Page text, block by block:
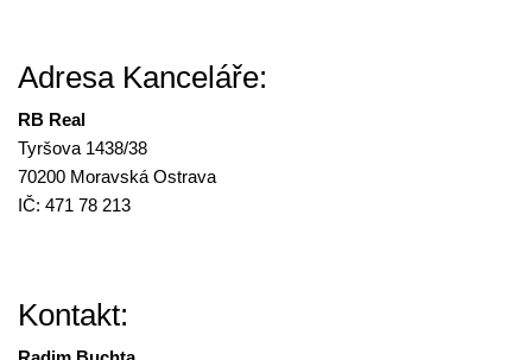
Adresa Kanceláře:
RB Real
Tyršova 1438/38
70200 Moravská Ostrava
IČ: 471 78 213
Kontakt: